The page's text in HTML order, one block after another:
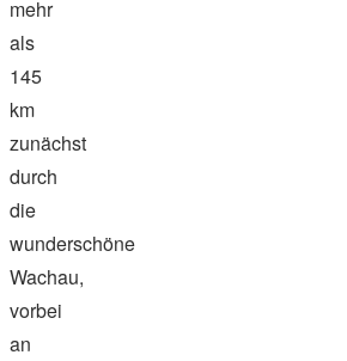
mehr
als
145
km
zunächst
durch
die
wunderschöne
Wachau,
vorbei
an